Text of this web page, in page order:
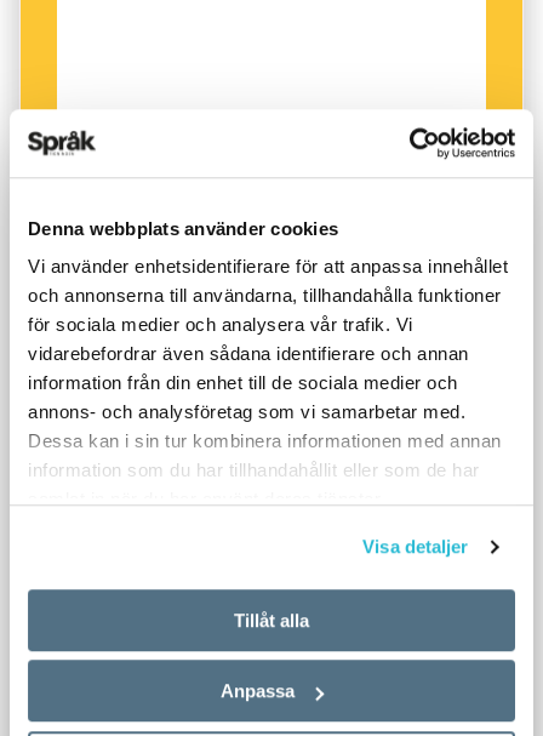
Denna webbplats använder cookies
Vi använder enhetsidentifierare för att anpassa innehållet
och annonserna till användarna, tillhandahålla funktioner
för sociala medier och analysera vår trafik. Vi
vidarebefordrar även sådana identifierare och annan
information från din enhet till de sociala medier och
annons- och analysföretag som vi samarbetar med.
Dessa kan i sin tur kombinera informationen med annan
information som du har tillhandahållit eller som de har
Visa detaljer
Tillåt alla
Anpassa